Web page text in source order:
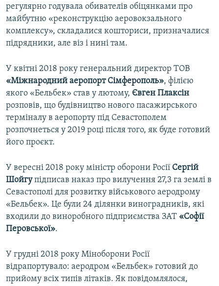
регулярно годувала обивателів обіцянками про
майбутню «реконструкцію аеровокзального
комплексу», складалися кошториси, призначалися
підрядники, але віз і нині там.
У квітні 2018 року генеральний директор ТОВ
«Міжнародний аеропорт Сімферополь», філією
якого «Бельбек» став у лютому, Євген Плаксін
розповів, що будівництво нового пасажирського
терміналу в аеропорту під Севастополем
розпочнеться у 2019 році після того, як буде готовий
його проєкт.
У вересні 2018 року міністр оборони Росії Сергій
Шойгупідписав наказ про вилучення 27,3 га землі в
Севастополі для розвитку військового аеродрому
«Бельбек». Це були 24 ділянки виноградників, які
входили до виноробного підприємства ЗАТ «Софії
Перовської».
У грудні 2018 року Міноборони Росії
відрапортувало: аеродром «Бельбек» готовий до
прийому всіх типів літаків. Як повідомлялося,